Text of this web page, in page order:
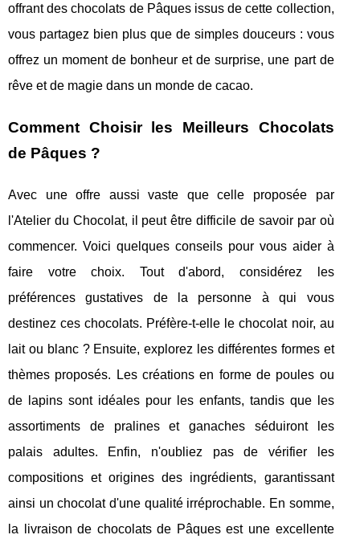
offrant des chocolats de Pâques issus de cette collection,
vous partagez bien plus que de simples douceurs : vous
offrez un moment de bonheur et de surprise, une part de
rêve et de magie dans un monde de cacao.
Comment Choisir les Meilleurs Chocolats
de Pâques ?
Avec une offre aussi vaste que celle proposée par
l'Atelier du Chocolat, il peut être difficile de savoir par où
commencer. Voici quelques conseils pour vous aider à
faire votre choix. Tout d'abord, considérez les
préférences gustatives de la personne à qui vous
destinez ces chocolats. Préfère-t-elle le chocolat noir, au
lait ou blanc ? Ensuite, explorez les différentes formes et
thèmes proposés. Les créations en forme de poules ou
de lapins sont idéales pour les enfants, tandis que les
assortiments de pralines et ganaches séduiront les
palais adultes. Enfin, n'oubliez pas de vérifier les
compositions et origines des ingrédients, garantissant
ainsi un chocolat d'une qualité irréprochable. En somme,
la livraison de chocolats de Pâques est une excellente